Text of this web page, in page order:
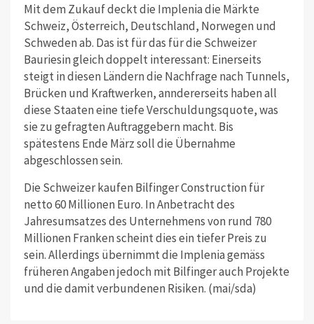
Mit dem Zukauf deckt die Implenia die Märkte
Schweiz, Österreich, Deutschland, Norwegen und
Schweden ab. Das ist für das für die Schweizer
Bauriesin gleich doppelt interessant: Einerseits
steigt in diesen Ländern die Nachfrage nach Tunnels,
Brücken und Kraftwerken, anndererseits haben all
diese Staaten eine tiefe Verschuldungsquote, was
sie zu gefragten Auftraggebern macht. Bis
spätestens Ende März soll die Übernahme
abgeschlossen sein.
Die Schweizer kaufen Bilfinger Construction für
netto 60 Millionen Euro. In Anbetracht des
Jahresumsatzes des Unternehmens von rund 780
Millionen Franken scheint dies ein tiefer Preis zu
sein. Allerdings übernimmt die Implenia gemäss
früheren Angaben jedoch mit Bilfinger auch Projekte
und die damit verbundenen Risiken. (mai/sda)